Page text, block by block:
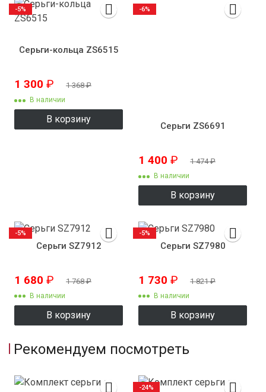
Серьги-кольца ZS6515
1 300 ₽ 1 368₽
В наличии
В корзину
-5%
Серьги ZS6691
1 400 ₽ 1 474₽
В наличии
В корзину
-6%
Серьги SZ7912
1 680 ₽ 1 768₽
В наличии
В корзину
-5%
Серьги SZ7980
1 730 ₽ 1 821₽
В наличии
В корзину
-5%
Рекомендуем посмотреть
-24%